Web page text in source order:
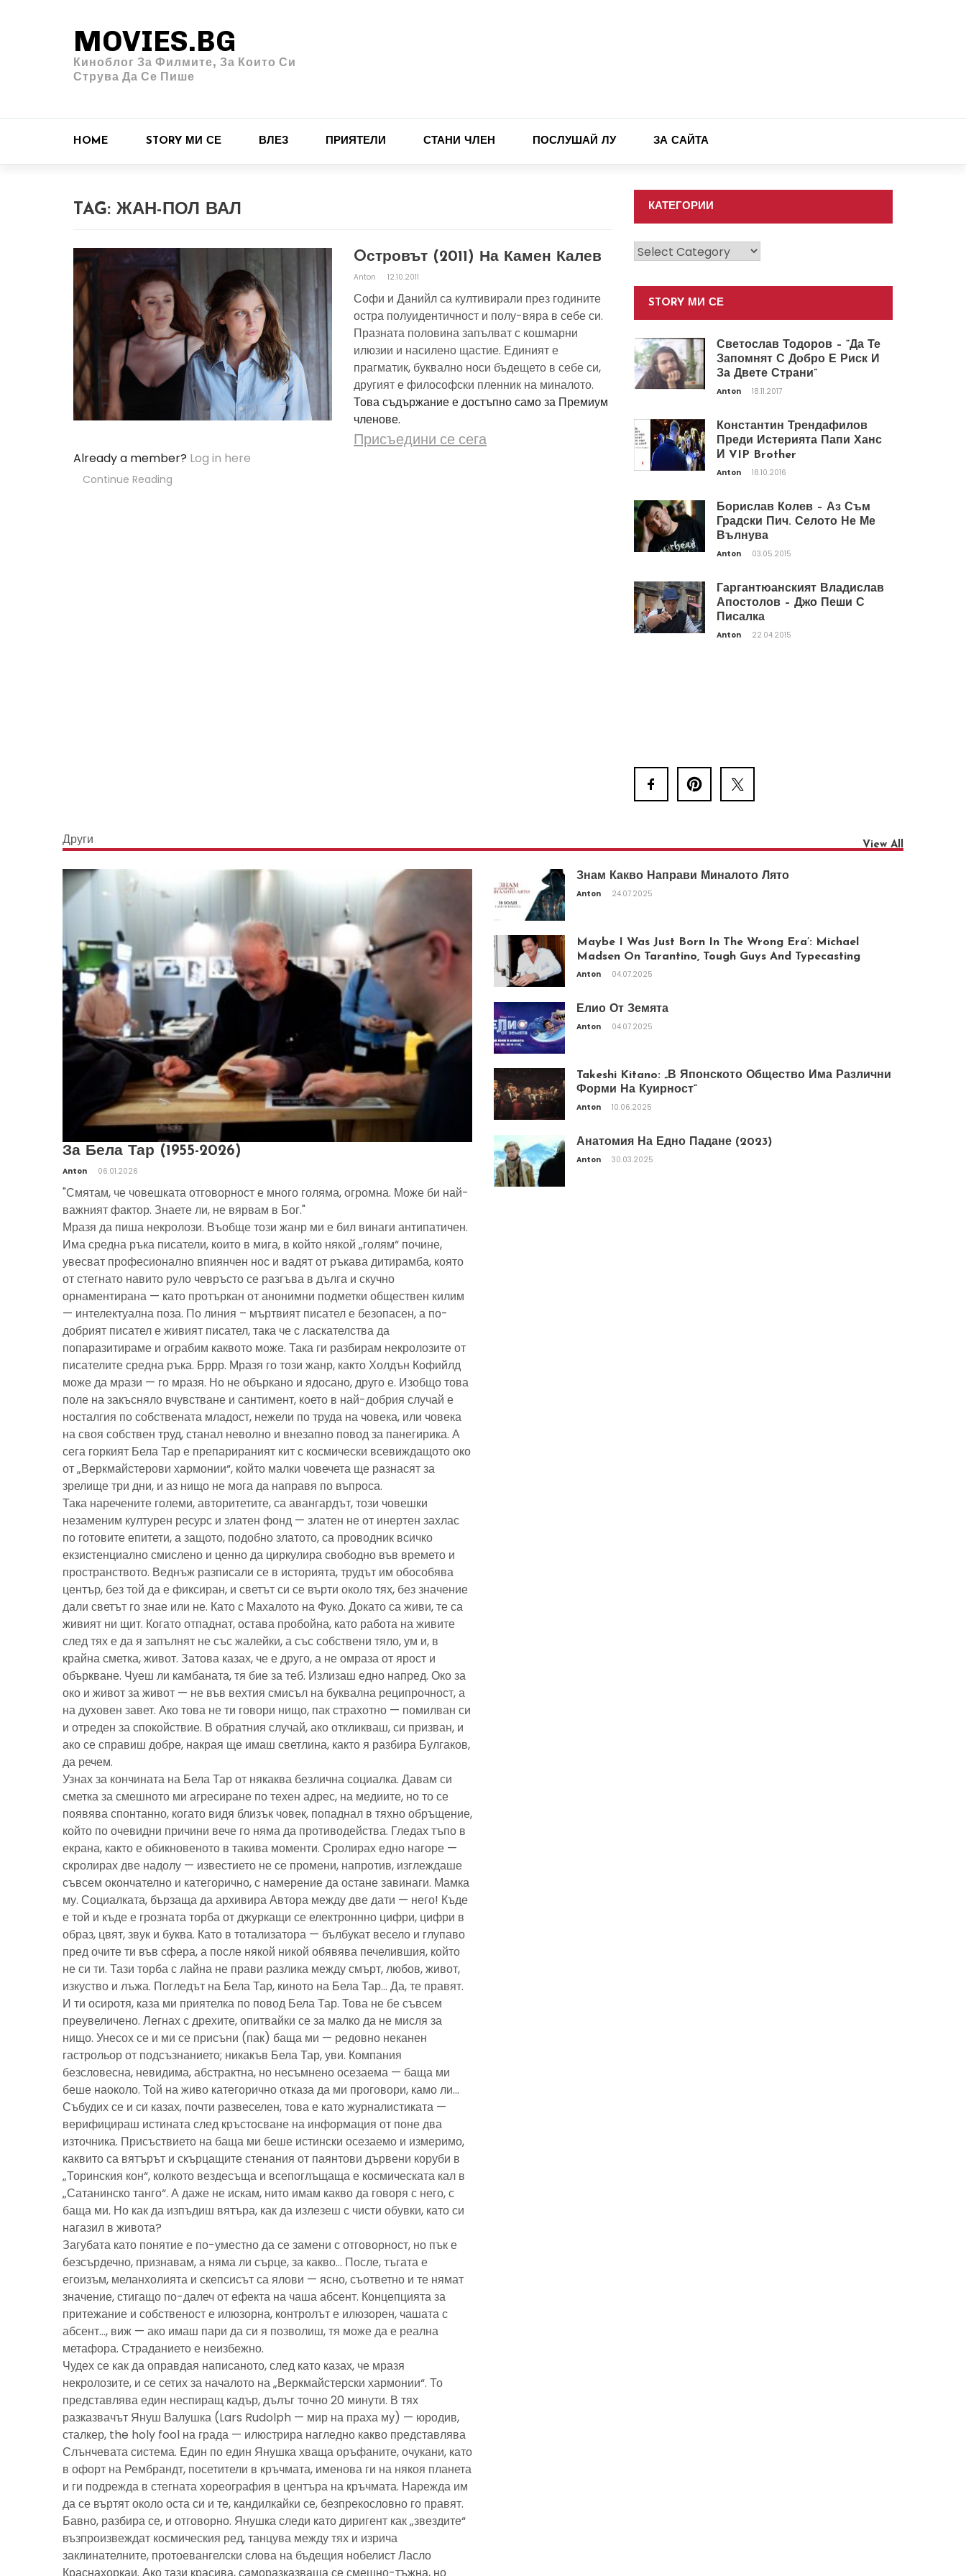
MOVIES.BG
Киноблог За Филмите, За Които Си
Струва Да Се Пише
HOME STORY МИ СЕ ВЛЕЗ ПРИЯТЕЛИ СТАНИ ЧЛЕН ПОСЛУШАЙ ЛУ ЗА САЙТА
TAG: ЖАН-ПОЛ ВАЛ
Oстровът (2011) На Камен Калев
Anton 12.10.2011
Софи и Данийл са култивирали през годините
остра полуидентичност и полу-вяра в себе си.
Празната половина запълват с кошмарни
илюзии и насилено щастие. Единият е
прагматик, буквално носи бъдещето в себе си,
другият е философски пленник на миналото.
Това съдържание е достъпно само за Премиум
членове.
Присъедини се сега
Already a member? Log in here
Continue Reading
КАТЕГОРИИ
Категории
STORY МИ СЕ
Светослав Тодоров – “Да Те
Запомнят С Добро Е Риск И
За Двете Страни”
Anton 18.11.2017
Константин Трендафилов
Преди Истерията Папи Ханс
И VIP Brother
Anton 18.10.2016
Борислав Колев – Аз Съм
Градски Пич. Селото Не Ме
Вълнува
Anton 03.05.2015
Гаргантюанският Владислав
Апостолов – Джо Пеши С
Писалка
Anton 22.04.2015
Други View All
За Бела Тар (1955-2026)
Anton 06.01.2026
"Смятам, че човешката отговорност е много голяма, огромна. Може би най-
важният фактор. Знаете ли, не вярвам в Бог."
Мразя да пиша некролози. Въобще този жанр ми е бил винаги антипатичен.
Има средна ръка писатели, които в мига, в който някой „голям“ почине,
увесват професионално впиянчен нос и вадят от ръкава дитирамба, която
от стегнато навито руло чевръсто се разгъва в дълга и скучно
орнаментирана — като протъркан от анонимни подметки обществен килим
— интелектуална поза. По линия – мъртвият писател е безопасен, а по-
добрият писател е живият писател, така че с ласкателства да
попаразитираме и ограбим каквото може. Така ги разбирам некролозите от
писателите средна ръка. Бррр. Мразя го този жанр, както Холдън Кофийлд
може да мрази — го мразя. Но не объркано и ядосано, друго е. Изобщо това
поле на закъсняло вчувстване и сантимент, което в най-добрия случай е
носталгия по собствената младост, нежели по труда на човека, или човека
на своя собствен труд, станал неволно и внезапно повод за панегирика. А
сега горкият Бела Тар е препарираният кит с космически всевиждащото око
от „Веркмайстерови хармонии“, който малки човечета ще разнасят за
зрелище три дни, и аз нищо не мога да направя по въпроса.
Така наречените големи, авторитетите, са авангардът, този човешки
незаменим културен ресурс и златен фонд — златен не от инертен захлас
по готовите епитети, а защото, подобно златото, са проводник всичко
екзистенциално смислено и ценно да циркулира свободно във времето и
пространството. Веднъж разписали се в историята, трудът им обособява
център, без той да е фиксиран, и светът си се върти около тях, без значение
дали светът го знае или не. Като с Махалото на Фуко. Докато са живи, те са
живият ни щит. Когато отпаднат, остава пробойна, като работа на живите
след тях е да я запълнят не със жалейки, а със собствени тяло, ум и, в
крайна сметка, живот. Затова казах, че е друго, а не омраза от ярост и
объркване. Чуеш ли камбаната, тя бие за теб. Излизаш едно напред. Око за
око и живот за живот — не във вехтия смисъл на буквална реципрочност, а
на духовен завет. Ако това не ти говори нищо, пак страхотно — помилван си
и отреден за спокойствие. В обратния случай, ако откликваш, си призван, и
ако се справиш добре, накрая ще имаш светлина, както я разбира Булгаков,
да речем.
Узнах за кончината на Бела Тар от някаква безлична социалка. Давам си
сметка за смешното ми агресиране по техен адрес, на медиите, но то се
появява спонтанно, когато видя близък човек, попаднал в тяхно обръщение,
който по очевидни причини вече го няма да противодейства. Гледах тъпо в
екрана, както е обикновеното в такива моменти. Сролирах едно нагоре —
скролирах две надолу — известието не се промени, напротив, изглеждаше
съвсем окончателно и категорично, с намерение да остане завинаги. Мамка
му. Социалката, бързаща да архивира Автора между две дати — него! Къде
е той и къде е грозната торба от джуркащи се електроннно цифри, цифри в
образ, цвят, звук и буква. Като в тотализатора — бълбукат весело и глупаво
пред очите ти във сфера, а после някой никой обявява печелившия, който
не си ти. Тази торба с лайна не прави разлика между смърт, любов, живот,
изкуство и лъжа. Погледът на Бела Тар, киното на Бела Тар… Да, те правят.
И ти осиротя, каза ми приятелка по повод Бела Тар. Това не бе съвсем
преувеличено. Легнах с дрехите, опитвайки се за малко да не мисля за
нищо. Унесох се и ми се присъни (пак) баща ми — редовно неканен
гастрольор от подсъзнанието; никакъв Бела Тар, уви. Компания
безсловесна, невидима, абстрактна, но несъмнено осезаема — баща ми
беше наоколо. Той на живо категорично отказа да ми проговори, камо ли…
Събудих се и си казах, почти развеселен, това е като журналистиката —
верифицираш истината след кръстосване на информация от поне два
източника. Присъствието на баща ми беше истински осезаемо и измеримо,
каквито са вятърът и скърцащите стенания от паянтови дървени коруби в
„Торинския кон“, колкото вездесъща и всепоглъщаща е космическата кал в
„Сатанинско танго“. А даже не искам, нито имам какво да говоря с него, с
баща ми. Но как да изпъдиш вятъра, как да излезеш с чисти обувки, като си
нагазил в живота?
Загубата като понятие е по-уместно да се замени с отговорност, но пък е
безсърдечно, признавам, а няма ли сърце, за какво… После, тъгата е
егоизъм, меланхолията и скепсисът са ялови — ясно, съответно и те нямат
значение, стигащо по-далеч от ефекта на чаша абсент. Концепцията за
притежание и собственост е илюзорна, контролът е илюзорен, чашата с
абсент…, виж — ако имаш пари да си я позволиш, тя може да е реална
метафора. Страданието е неизбежно.
Чудех се как да оправдая написаното, след като казах, че мразя
некролозите, и се сетих за началото на „Веркмайстерски хармонии“. То
представлява един неспиращ кадър, дълъг точно 20 минути. В тях
разказвачът Януш Валушка (Lars Rudolph — мир на праха му) — юродив,
сталкер, the holy fool на града — илюстрира нагледно какво представлява
Слънчевата система. Един по един Янушка хваща оръфаните, очукани, като
в офорт на Рембрандт, посетители в кръчмата, именова ги на някоя планета
и ги подрежда в стегната хореография в центъра на кръчмата. Нарежда им
да се въртят около оста си и те, кандилкайки се, безпрекословно го правят.
Бавно, разбира се, и отговорно. Янушка следи като диригент как „звездите“
възпроизвеждат космическия ред, танцува между тях и изрича
заклинателните, протоевангелски слова на бъдещия нобелист Ласло
Знам Какво Направи Миналото Лято
Anton 24.07.2025
Maybe I Was Just Born In The Wrong Era’: Michael
Madsen On Tarantino, Tough Guys And Typecasting
Anton 04.07.2025
Елио От Земята
Anton 04.07.2025
Takeshi Kitano: „В Японското Общество Има Различни
Форми На Куирност“
Anton 10.06.2025
Анатомия На Едно Падане (2023)
Anton 30.03.2025